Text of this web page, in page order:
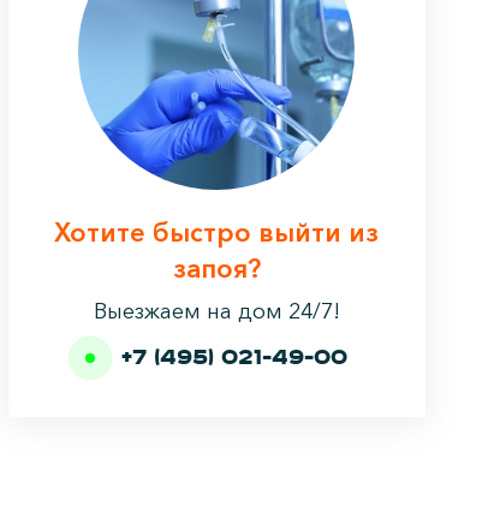
Хотите быстро выйти из
запоя?
Выезжаем на дом 24/7!
+7 (495) 021-49-00